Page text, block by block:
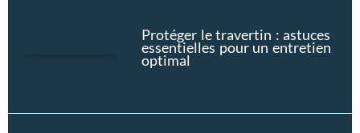
Protéger le travertin : astuces
essentielles pour un entretien
optimal